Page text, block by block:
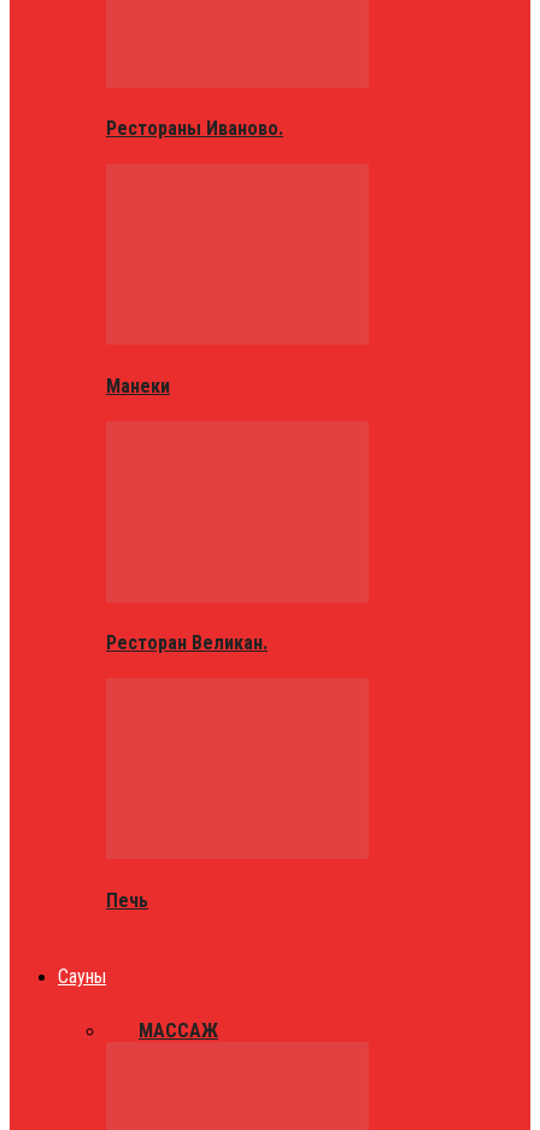
Рестораны Иваново.
Манеки
Ресторан Великан.
Печь
Сауны
МАССАЖ